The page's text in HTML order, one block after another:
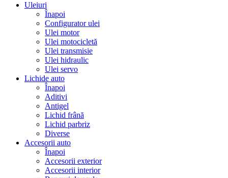
Uleiuri
Înapoi
Configurator ulei
Ulei motor
Ulei motocicletă
Ulei transmisie
Ulei hidraulic
Ulei servo
Lichide auto
Înapoi
Aditivi
Antigel
Lichid frână
Lichid parbriz
Diverse
Accesorii auto
Înapoi
Accesorii exterior
Accesorii interior